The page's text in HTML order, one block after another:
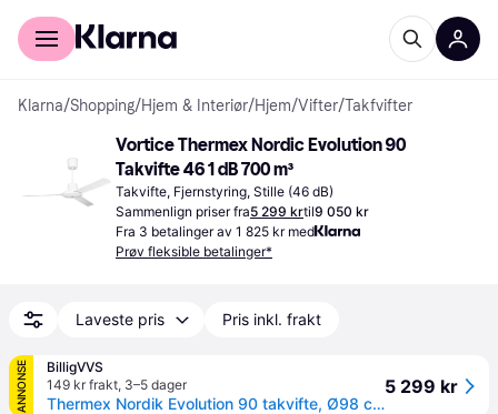
For kunder
Klarna/Shopping/Hjem & Interiør/Hjem/Vifter/Takfvifter
Vortice Thermex Nordic Evolution 90
Takvifte 46 1 dB 700 m³
Takvifte, Fjernstyring, Stille (46 dB)
Sammenlign priser fra5 299 krtil9 050 kr
Fra 3 betalinger av 1 825 kr med
Prøv fleksible betalinger*
Laveste pris Pris inkl. frakt
ANNONSE
BilligVVS
149 kr frakt, 3–5 dager
Thermex Nordik Evolution 90 takvifte, Ø98 cm, hvit
5 299 kr